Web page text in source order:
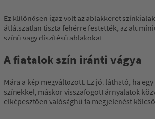
Ez különösen igaz volt az ablakkeret
átlátszatlan tiszta fehérre festették, az
színű vagy díszítésű ablakokat.
A fiatalok szín iránti vágya
Mára a kép megváltozott. Ez jól látható, ha
színekkel, máskor visszafogott árnyalatok
elképesztően valósághű fa megjelenést